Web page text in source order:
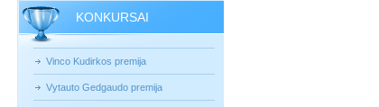
KONKURSAI
Vinco Kudirkos premija
Vytauto Gedgaudo premija